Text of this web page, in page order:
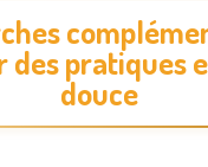
des pratiques
douce